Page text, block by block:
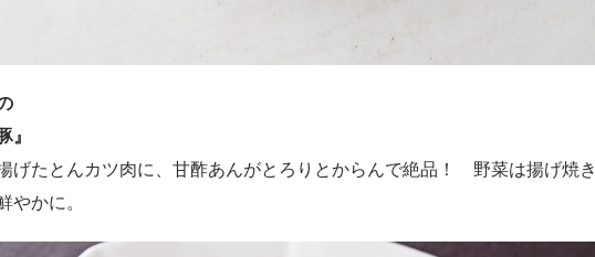
』
げたとんカツ肉に、甘酢あんがとろりとからんで絶品！ 野菜は揚げ焼き
やかに。